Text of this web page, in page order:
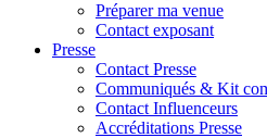
Préparer ma venue
Contact exposant
Presse
Contact Presse
Communiqués & Kit
Contact Influenceurs
Accréditations Presse